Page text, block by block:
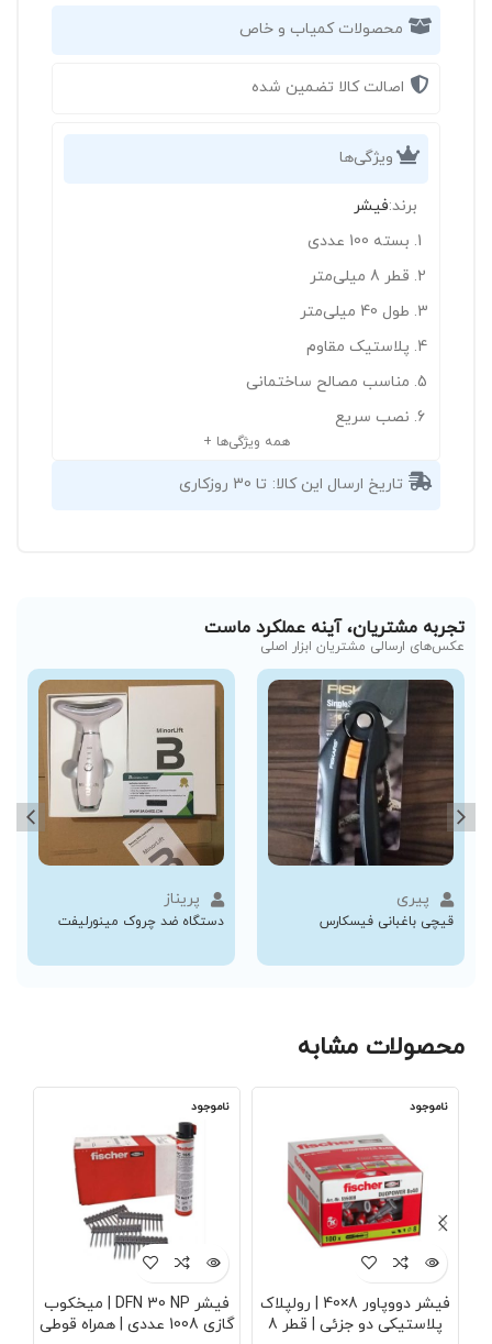
محصولات کمیاب و خاص
اصالت کالا تضمین شده
ویژگی‌ها
برند:فیشر
بسته 100 عددی
قطر 8 میلی‌متر
طول 40 میلی‌متر
پلاستیک مقاوم
مناسب مصالح ساختمانی
نصب سریع
همه ویژگی‌ها +
تاریخ ارسال این کالا: تا 30 روزکاری
تجربه مشتریان، آینه عملکرد ماست
عکس‌های ارسالی مشتریان ابزار اصلی
پیری
قیچی باغبانی فیسکارس
پریناز
دستگاه ضد چروک مینورلیفت
محصولات مشابه
ناموجود
فیشر دووپاور 8×40 | رولپلاک
پلاستیکی دو جزئی | قطر 8
ناموجود
فیشر DFN 30 NP | میخکوب
گازی 1008 عددی | همراه قوطی